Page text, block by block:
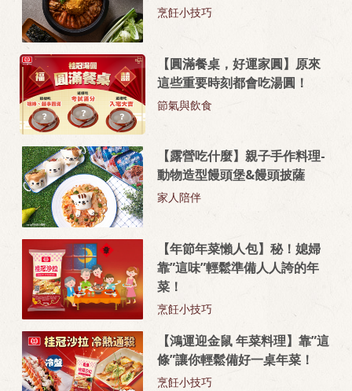
烹飪小技巧
【圓滿餐桌，好運家圓】原來
這些重要時刻都會吃湯圓！
節氣與飲食
【露營吃什麼】親子手作料理-
動物造型饅頭堡&饅頭披薩
家人陪伴
【年節年菜懶人包】秘！媳婦
靠”這味”輕鬆準備人人誇的年
菜！
烹飪小技巧
【鴻運迎金鼠 年菜料理】靠”這
條”讓你輕鬆備好一桌年菜！
烹飪小技巧